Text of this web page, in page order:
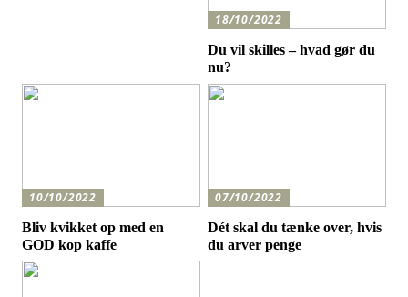
18/10/2022
Du vil skilles – hvad gør du
nu?
10/10/2022
Bliv kvikket op med en
GOD kop kaffe
07/10/2022
Dét skal du tænke over, hvis
du arver penge